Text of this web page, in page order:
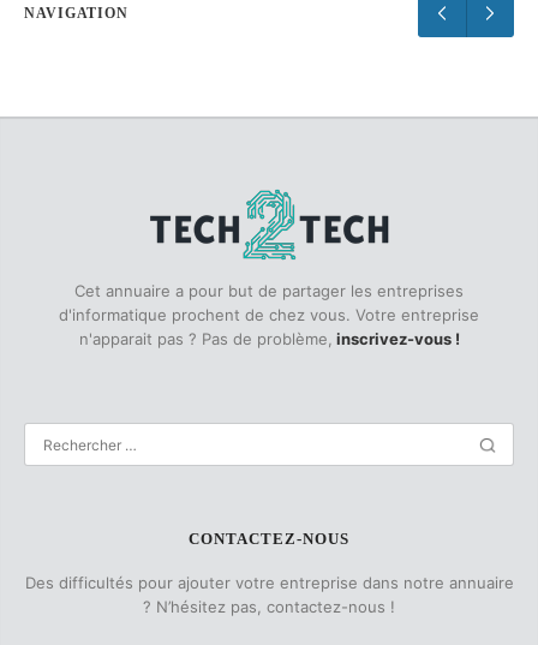
NAVIGATION
Cet annuaire a pour but de partager les entreprises
d'informatique prochent de chez vous. Votre entreprise
n'apparait pas ? Pas de problème, inscrivez-vous !
CONTACTEZ-NOUS
Des difficultés pour ajouter votre entreprise dans notre annuaire
? N’hésitez pas, contactez-nous !